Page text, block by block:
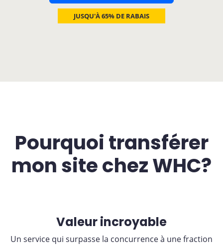
JUSQU'À 65% DE RABAIS
Pourquoi transférer
mon site chez WHC?
Valeur incroyable
Un service qui surpasse la concurrence à une fraction